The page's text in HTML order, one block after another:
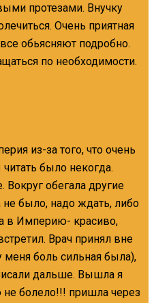
протезами. Внучку
Очень приятная
обьясняют подробно.
по необходимости.
из-за того, что очень
было некогда.
обегала другие
не было, надо ждать, либо
в Империю- красиво,
Врач принял вне
меня боль сильная была),
дальше. Вышла я
не болело!!! пришла через